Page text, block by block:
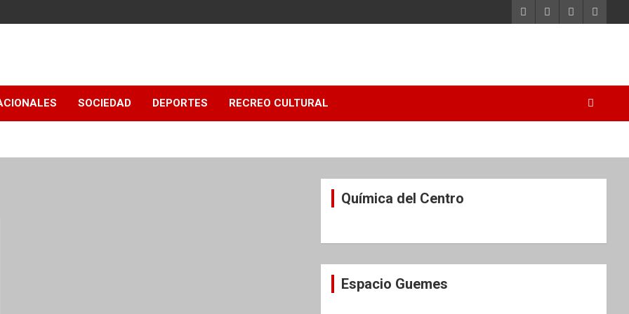
SOCIEDAD DEPORTES RECREO CULTURAL
Química del Centro
Espacio Guemes